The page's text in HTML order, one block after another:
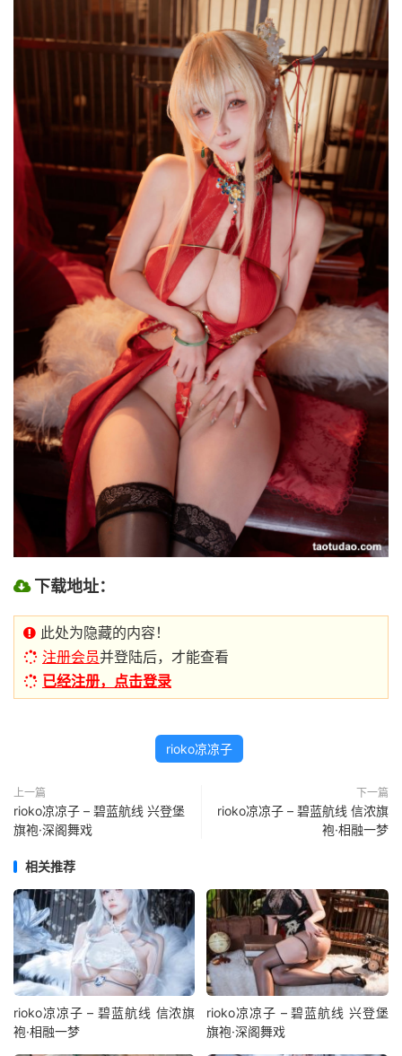
下载地址：
此处为隐藏的内容！
注册会员并登陆后，才能查看
已经注册，点击登录
rioko凉凉子
上一篇
rioko凉凉子 – 碧蓝航线 兴登堡
旗袍·深阁舞戏
下一篇
rioko凉凉子 – 碧蓝航线 信浓旗
袍·相融一梦
相关推荐
rioko凉凉子 – 碧蓝航线 信浓旗
袍·相融一梦
rioko凉凉子 – 碧蓝航线 兴登堡
旗袍·深阁舞戏